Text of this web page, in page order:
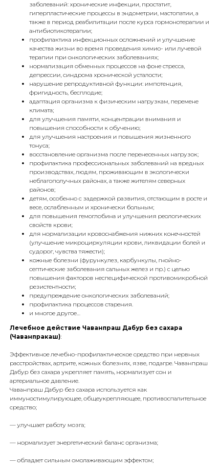
заболеваний: хронические инфекции, простатит,
гиперпластические процессы в эндометрии, мастопатии, а
также в период реабилитации после курса гормонотерапии и
антибиотикотерапии;
профилактика инфекционных осложнений и улучшение
качества жизни во время проведения химио- или лучевой
терапии при онкологических заболеваниях;
нормализация обменных процессов на фоне стресса,
депрессии, синдрома хронической усталости;
нарушение репродуктивной функции: импотенция,
фригидность, бесплодие;
адаптация организма к физическим нагрузкам, перемене
климата;
для улучшения памяти, концентрации внимания и
повышения способности к обучению;
для улучшения настроения и повышения жизненного
тонуса;
восстановление организма после перенесенных нагрузок;
профилактика профессиональных заболеваний на вредных
производствах, людям, проживающим в экологически
неблагополучных районах, а также жителям северных
районов;
детям, особенно с задержкой развития, отстающим в росте и
весе, ослабленным и хронически больным;
для повышения гемоглобина и улучшения реологических
свойств крови;
для нормализации кровоснабжения нижних конечностей
(улучшение микроциркуляции крови, ликвидации болей и
судорог, чувства тяжести);
кожные болезни (фурункулез, карбункулы, гнойно-
септические заболевания сальных желез и пр.) с целью
повышения факторов неспецифической противомикробной
резистентности;
предупреждение онкологических заболеваний;
профилактика процессов старения.
и многое другое…
Лечебное действие Чаванпраш Дабур без сахара
(Чаванпракаш):
Эффективное лечебно-профилактическое средство при нервных
расстройствах, артрите, кожных болезнях, язве, подагре. Чаванпраш
Дабур без сахара укрепляет память, нормализует сон и
артериальное давление.
Чаванпраш Дабур без сахара используется как
иммуностимулирующее, общеукрепляющее, противоспалительное
средство;
— улучшает работу мозга;
— нормализует энергетический баланс организма;
— обладает сильным омолаживающим эффектом;